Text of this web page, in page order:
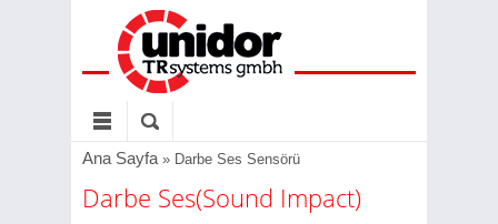
Ana Sayfa» Darbe Ses Sensörü
Darbe Ses(Sound Impact)